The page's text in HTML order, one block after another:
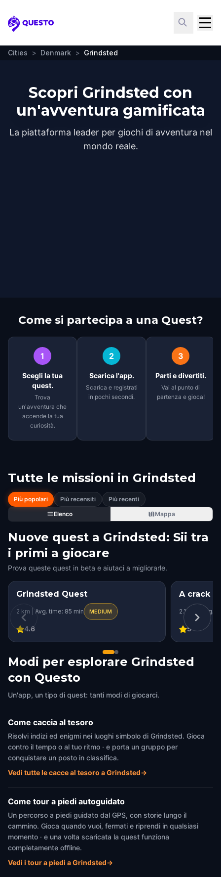
Questo
Cities > Denmark > Grindsted
Scopri Grindsted con
un'avventura gamificata
La piattaforma leader per giochi di avventura nel
mondo reale.
Come si partecipa a una Quest?
1
Scegli la tua
quest.
Trova
un'avventura che
accende la tua
curiosità.
2
Scarica l'app.
Scarica e registrati
in pochi secondi.
3
Parti e divertiti.
Vai al punto di
partenza e gioca!
Tutte le missioni in Grindsted
Più popolari Più recensiti
Più recenti
Elenco
Mappa
Nuove quest a Grindsted: Sii tra
i primi a giocare
Prova queste quest in beta e aiutaci a migliorarle.
Grindsted Quest
2 km | Avg. time: 85 min MEDIUM
4.6
A crack
2.1 km | Avg.
5
Modi per esplorare Grindsted
con Questo
Un'app, un tipo di quest: tanti modi di giocarci.
Come caccia al tesoro
Risolvi indizi ed enigmi nei luoghi simbolo di Grindsted. Gioca
contro il tempo o al tuo ritmo · e porta un gruppo per
conquistare un posto in classifica.
Vedi tutte le cacce al tesoro a Grindsted→
Come tour a piedi autoguidato
Un percorso a piedi guidato dal GPS, con storie lungo il
cammino. Gioca quando vuoi, fermati e riprendi in qualsiasi
momento · e una volta scaricata la quest funziona
completamente offline.
Vedi i tour a piedi a Grindsted→